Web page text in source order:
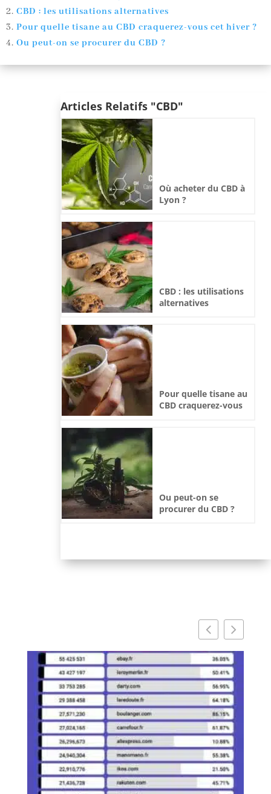
Articles Relatifs "CBD"
Où acheter du CBD à
Lyon ?
CBD : les utilisations
alternatives
Pour quelle tisane au
CBD craquerez-vous
Ou peut-on se
procurer du CBD ?
CBD : les utilisations alternatives
Pour quelle tisane au CBD craquerez-vous cet hiver ?
Ou peut-on se procurer du CBD ?